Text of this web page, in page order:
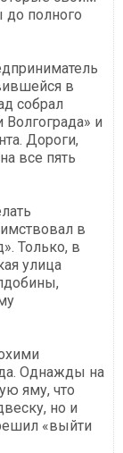
до полного
в
собрал
и
Дороги,
все пять
в
Только, в
улица
Однажды на
яму, что
но и
«выйти